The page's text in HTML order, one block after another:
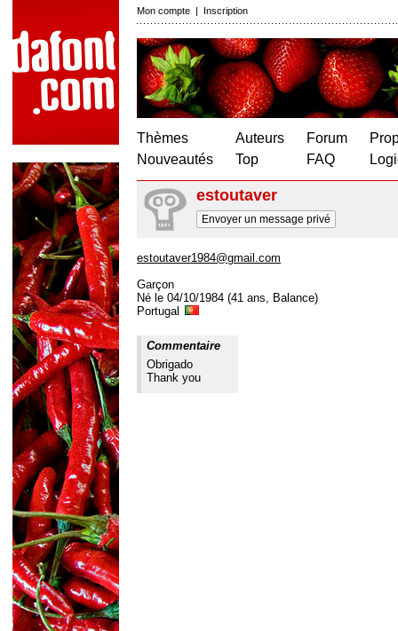
Mon compte | Inscription
Thèmes
Nouveautés
Auteurs
Top
Forum
FAQ
estoutaver
Envoyer un message privé
estoutaver1984@gmail.com
Garçon
Né le 04/10/1984 (41 ans, Balance)
Portugal
Commentaire
Obrigado
Thank you